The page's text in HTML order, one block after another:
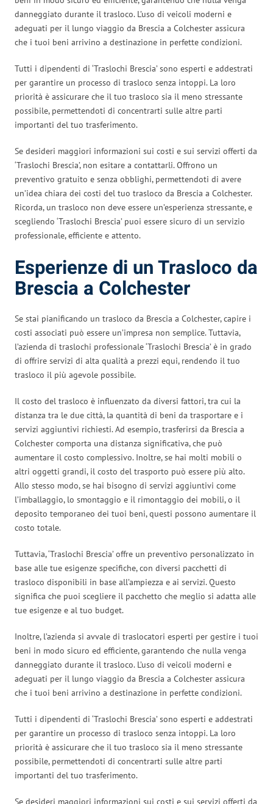
danneggiato durante il trasloco. L’uso di veicoli moderni e
adeguati per il lungo viaggio da Brescia a Colchester assicura
che i tuoi beni arrivino a destinazione in perfette condizioni.
Tutti i dipendenti di ‘Traslochi Brescia’ sono esperti e addestrati
per garantire un processo di trasloco senza intoppi. La loro
priorità è assicurare che il tuo trasloco sia il meno stressante
possibile, permettendoti di concentrarti sulle altre parti
importanti del tuo trasferimento.
Se desideri maggiori informazioni sui costi e sui servizi offerti da
‘Traslochi Brescia’, non esitare a contattarli. Offrono un
preventivo gratuito e senza obblighi, permettendoti di avere
un’idea chiara dei costi del tuo trasloco da Brescia a Colchester.
Ricorda, un trasloco non deve essere un’esperienza stressante, e
scegliendo ‘Traslochi Brescia’ puoi essere sicuro di un servizio
professionale, efficiente e attento.
Esperienze di un Trasloco da
Brescia a Colchester
Se stai pianificando un trasloco da Brescia a Colchester, capire i
costi associati può essere un’impresa non semplice. Tuttavia,
l’azienda di traslochi professionale ‘Traslochi Brescia’ è in grado
di offrire servizi di alta qualità a prezzi equi, rendendo il tuo
trasloco il più agevole possibile.
Il costo del trasloco è influenzato da diversi fattori, tra cui la
distanza tra le due città, la quantità di beni da trasportare e i
servizi aggiuntivi richiesti. Ad esempio, trasferirsi da Brescia a
Colchester comporta una distanza significativa, che può
aumentare il costo complessivo. Inoltre, se hai molti mobili o
altri oggetti grandi, il costo del trasporto può essere più alto.
Allo stesso modo, se hai bisogno di servizi aggiuntivi come
l’imballaggio, lo smontaggio e il rimontaggio dei mobili, o il
deposito temporaneo dei tuoi beni, questi possono aumentare il
costo totale.
Tuttavia, ‘Traslochi Brescia’ offre un preventivo personalizzato in
base alle tue esigenze specifiche, con diversi pacchetti di
trasloco disponibili in base all’ampiezza e ai servizi. Questo
significa che puoi scegliere il pacchetto che meglio si adatta alle
tue esigenze e al tuo budget.
Inoltre, l’azienda si avvale di traslocatori esperti per gestire i tuoi
beni in modo sicuro ed efficiente, garantendo che nulla venga
danneggiato durante il trasloco. L’uso di veicoli moderni e
adeguati per il lungo viaggio da Brescia a Colchester assicura
che i tuoi beni arrivino a destinazione in perfette condizioni.
Tutti i dipendenti di ‘Traslochi Brescia’ sono esperti e addestrati
per garantire un processo di trasloco senza intoppi. La loro
priorità è assicurare che il tuo trasloco sia il meno stressante
possibile, permettendoti di concentrarti sulle altre parti
importanti del tuo trasferimento.
Se desideri maggiori informazioni sui costi e sui servizi offerti da